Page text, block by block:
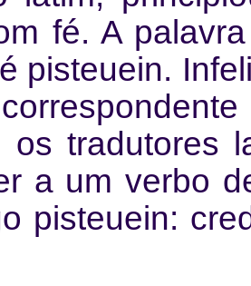
fé. A
pisteuein.
os tradutores
a um verbo
pisteuein: